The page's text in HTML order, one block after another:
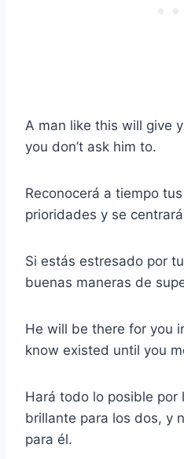
A man like this will give
you don’t ask him to.
Reconocerá a tiempo
prioridades y se
Si estás estresado por
buenas maneras de
He will be there for you
know existed until you
Hará todo lo posible por
brillante para los dos, y
para él.